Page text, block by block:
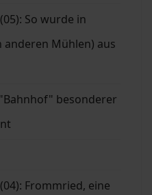
So wurde in
Mühlen) aus
besonderer
Frommried, eine